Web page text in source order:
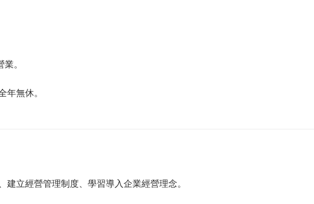
。
年無休。
建立經營管理制度、學習導入企業經營理念。